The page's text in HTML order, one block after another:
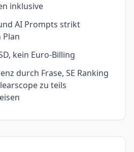
inklusive
AI Prompts strikt
kein Euro-Billing
durch Frase, SE Ranking
zu teils